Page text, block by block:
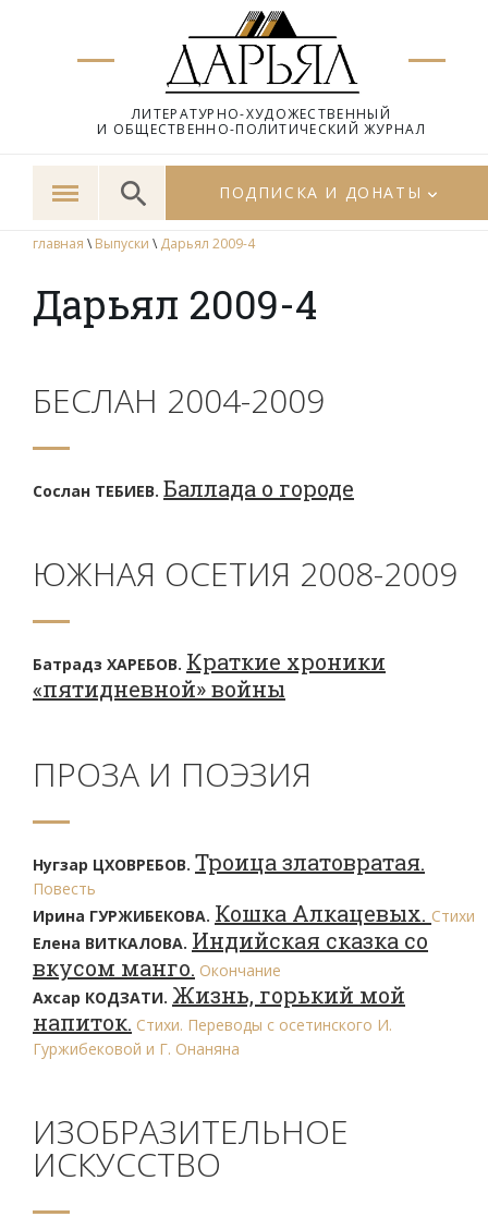
ЛИТЕРАТУРНО-ХУДОЖЕСТВЕННЫЙ
И ОБЩЕСТВЕННО-ПОЛИТИЧЕСКИЙ ЖУРНАЛ
ПОДПИСКА И ДОНАТЫ
главная \ Выпуски \ Дарьял 2009-4
Дарьял 2009-4
БЕСЛАН 2004-2009
Сослан ТЕБИЕВ. Баллада о городе
ЮЖНАЯ ОСЕТИЯ 2008-2009
Батрадз ХАРЕБОВ. Краткие хроники
«пятидневной» войны
ПРОЗА И ПОЭЗИЯ
Нугзар ЦХОВРЕБОВ. Троица златовратая.
Повесть
Ирина ГУРЖИБЕКОВА. Кошка Алкацевых. Стихи
Елена ВИТКАЛОВА. Индийская сказка со
вкусом манго. Окончание
Ахсар КОДЗАТИ. Жизнь, горький мой
напиток. Стихи. Переводы с осетинского И.
Гуржибековой и Г. Онаняна
ИЗОБРАЗИТЕЛЬНОЕ
ИСКУССТВО